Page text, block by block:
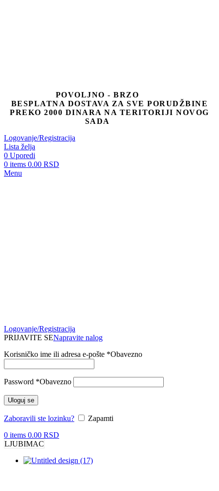
POVOLJNO - BRZO
BESPLATNA DOSTAVA ZA SVE PORUDŽBINE
PREKO 2000 DINARA NA TERITORIJI NOVOG
SADA
Logovanje/Registracija
Lista želja
0 Uporedi
0 items 0.00 RSD
Menu
Logovanje/Registracija
PRIJAVITE SENapravite nalog
Korisničko ime ili adresa e-pošte *Obavezno
Password *Obavezno
Uloguj se
Zaboravili ste lozinku?
Zapamti
0 items 0.00 RSD
LJUBIMAC